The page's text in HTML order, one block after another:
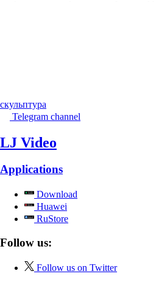
скульптура
Telegram channel
LJ Video
Applications
Download
Huawei
RuStore
Follow us:
Follow us on Twitter